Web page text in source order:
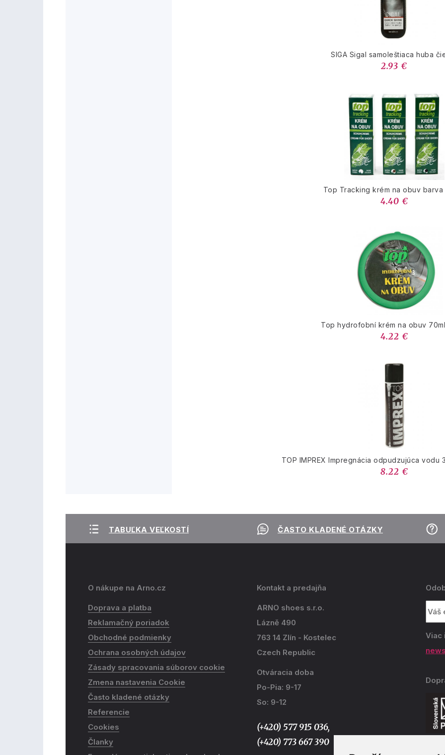
SIGA Sigal samoleštiaca huba
2.93 €
Top Tracking krém na obuv barva
4.40 €
Top hydrofobní krém na obuv
4.22 €
TOP IMPREX Impregnácia odpudzujúca vodu
8.22 €
TABUĽKA VEĽKOSTÍ ČASTO KLADENÉ OTÁZKY
O nákupe na Arno.cz
Doprava a platba
Reklamačný poriadok
Obchodné podmienky
Ochrana osobných údajov
Zásady spracovania súborov cookie
Zmena nastavenia Cookie
Často kladené otázky
Referencie
Cookies
Članky
Kontakt a predajňa
ARNO shoes s.r.o.
Lázně 490
763 14 Zlín - Kostelec
Czech Republic
Otváracia doba
Po-Pia: 9-17
So: 9-12
(+420) 577 915 036,
(+420) 773 667 390
Viac